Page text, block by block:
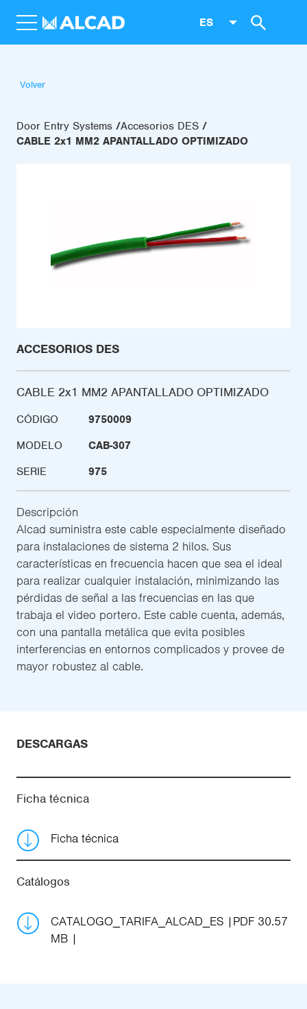
ES
Volver
Door Entry Systems Accesorios DES
CABLE 2x1 MM2 APANTALLADO OPTIMIZADO
ACCESORIOS DES
CABLE 2x1 MM2 APANTALLADO OPTIMIZADO
CÓDIGO
9750009
MODELO
CAB-307
SERIE
975
Descripción
Alcad suministra este cable especialmente diseñado
para instalaciones de sistema 2 hilos. Sus
características en frecuencia hacen que sea el ideal
para realizar cualquier instalación, minimizando las
pérdidas de señal a las frecuencias en las que
trabaja el video portero. Este cable cuenta, además,
con una pantalla metálica que evita posibles
interferencias en entornos complicados y provee de
mayor robustez al cable.
DESCARGAS
Ficha técnica
Ficha técnica
Catálogos
CATALOGO_TARIFA_ALCAD_ES
PDF 30.57
MB